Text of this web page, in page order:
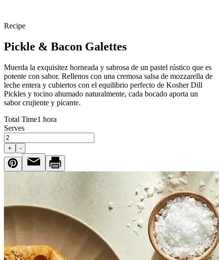
Recipe
Pickle & Bacon Galettes
Muerda la exquisitez horneada y sabrosa de un pastel rústico que es
potente con sabor. Rellenos con una cremosa salsa de mozzarella de
leche entera y cubiertos con el equilibrio perfecto de Kosher Dill
Pickles y tocino ahumado naturalmente, cada bocado aporta un
sabor crujiente y picante.
Total Time1 hora
Serves
+ -